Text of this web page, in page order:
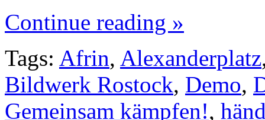
Continue reading »
Tags: Afrin, Alexanderplatz
Bildwerk Rostock, Demo,
Gemeinsam kämpfen!,